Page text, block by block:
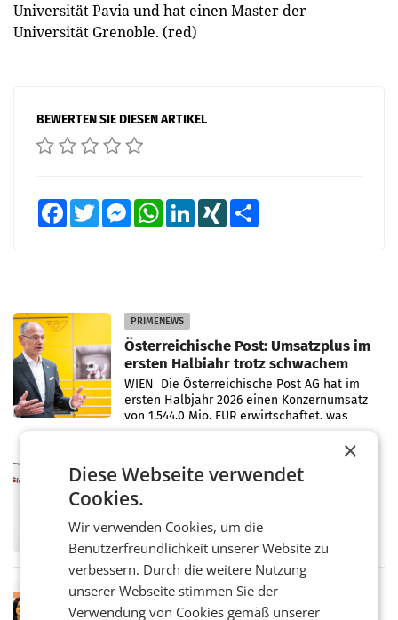
Universität Pavia und hat einen Master der
Universität Grenoble. (red)
BEWERTEN SIE DIESEN ARTIKEL
FacebookTwitter MessengerWhatsAppLinkedInXING
PRIMENEWS
Österreichische Post: Umsatzplus im
ersten Halbjahr trotz schwachem
Briefgeschäft
WIEN Die Österreichische Post AG hat im
ersten Halbjahr 2026 einen Konzernumsatz
von 1.544,0 Mio. EUR erwirtschaftet, was
einem Plus von 3,8 Prozent gegenüber dem
ProSiebenSat.1 spart und macht
überraschend viel Gewinn
Fernsehkonzern ProSiebenSat.1 hat im
Frühjahr dank Kostensenkungen operativ
Markterwartung deutlich übertroffen.
RETAIL
Eine Bühne für Zirkularität: ARA und
×
Diese Webseite verwendet
Cookies.
Wir verwenden Cookies, um die
Benutzerfreundlichkeit unserer Website zu
verbessern. Durch die weitere Nutzung
unserer Webseite stimmen Sie der
Verwendung von Cookies gemäß unserer